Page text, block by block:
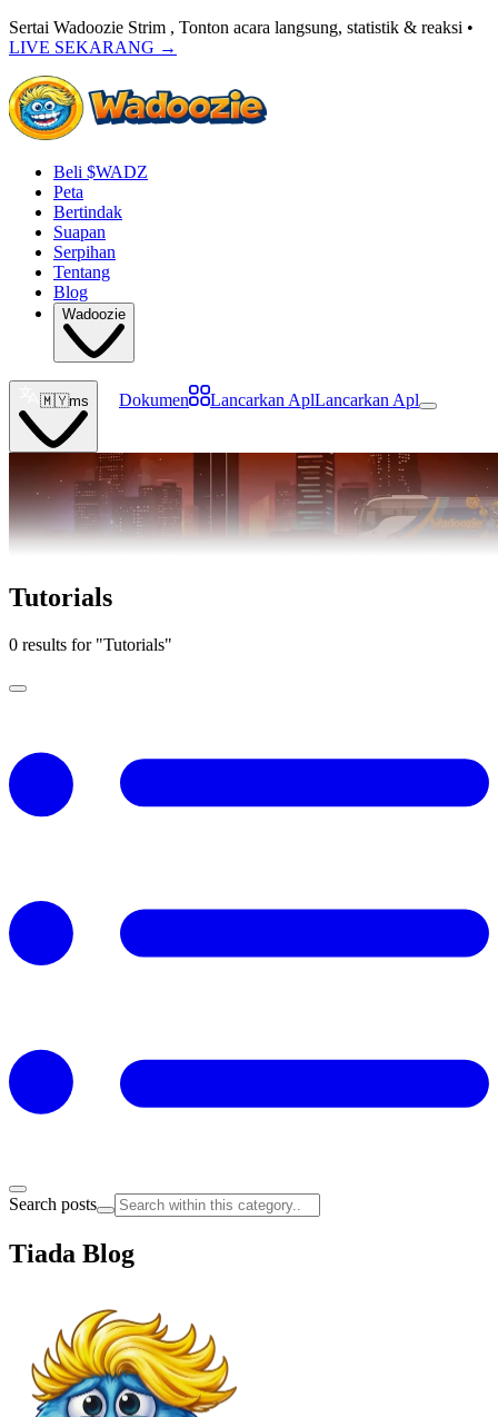
Sertai Wadoozie Strim , Tonton acara langsung, statistik & reaksi •
LIVE SEKARANG →
Beli $WADZ
Peta
Bertindak
Suapan
Serpihan
Tentang
Blog
Wadoozie
🇲🇾ms Dokumen Lancarkan AplLancarkan Apl
Tutorials
0 results for "Tutorials"
Search posts
Tiada Blog